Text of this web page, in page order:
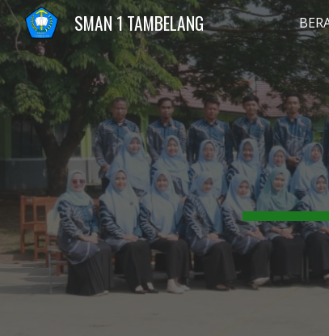
SMAN 1 TAMBELANG